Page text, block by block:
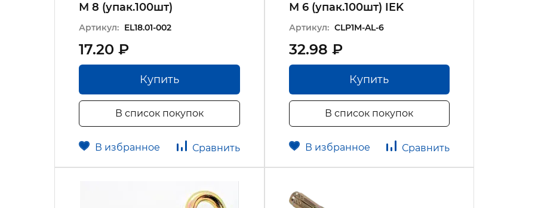
М 8 (упак.100шт)
Артикул: EL18.01-002
17.20 ₽
Купить
В список покупок
В избранное Сравнить
М 6 (упак.100шт) IEK
Артикул: CLP1M-AL-6
32.98 ₽
Купить
В список покупок
В избранное Сравнить